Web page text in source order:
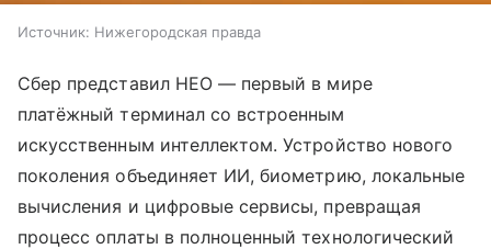
Источник: Нижегородская правда
Сбер представил НЕО — первый в мире
платёжный терминал со встроенным
искусственным интеллектом. Устройство нового
поколения объединяет ИИ, биометрию, локальные
вычисления и цифровые сервисы, превращая
процесс оплаты в полноценный технологический